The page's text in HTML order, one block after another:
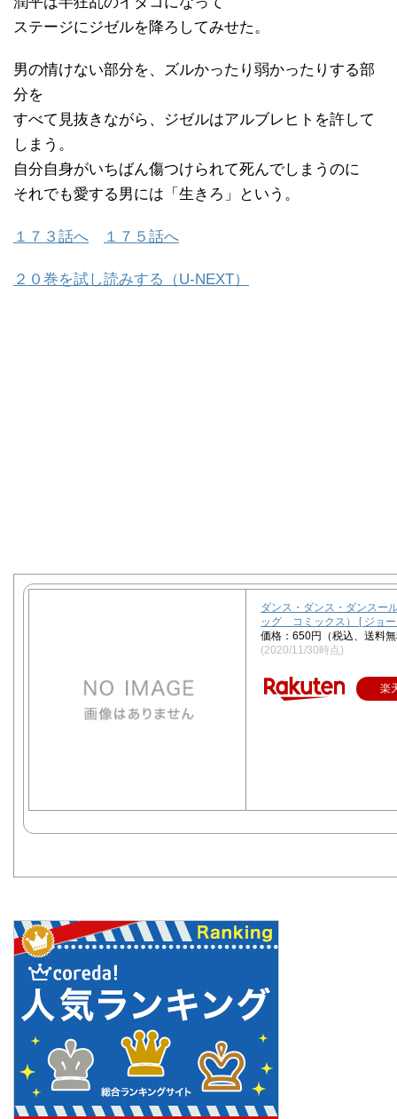
ステージにジゼルを降ろしてみせた。
男の情けない部分を、ズルかったり弱かったりする部
分を
すべて見抜きながら、ジゼルはアルブレヒトを許して
しまう。
自分自身がいちばん傷つけられて死んでしまうのに
それでも愛する男には「生きろ」という。
１７３話へ １７５話へ
２０巻を試し読みする（U-NEXT）
ダンス・ダンス・ダンスー
ッグ コミックス） [ ジョ
価格：650円（税込、送料
(2020/11/30時点)
楽